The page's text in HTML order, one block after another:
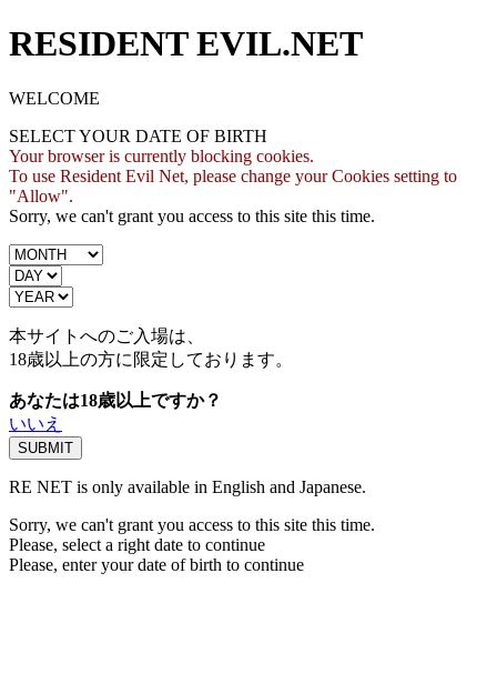
RESIDENT EVIL.NET
WELCOME
SELECT YOUR DATE OF BIRTH
Your browser is currently blocking cookies.
To use Resident Evil Net, please change your Cookies setting to
"Allow".
Sorry, we can't grant you access to this site this time.
本サイトへのご入場は、
18歳以上の方に限定しております。
あなたは18歳以上ですか？
いいえ
RE NET is only available in English and Japanese.
Sorry, we can't grant you access to this site this time.
Please, select a right date to continue
Please, enter your date of birth to continue